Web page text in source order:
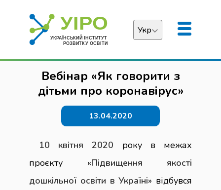
Укр
English
Вебінар «Як говорити з
дітьми про коронавірус»
13.04.2020
10 квітня 2020 року в межах
проєкту «Підвищення якості
дошкільної освіти в Україні» відбувся